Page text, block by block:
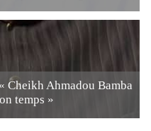
Cheikh Ahmadou Bamba
temps »